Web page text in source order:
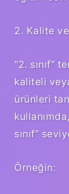
2. Kalite ve
“2. sınıf”
kaliteli
ürünleri
sınıf”
Örneğin: